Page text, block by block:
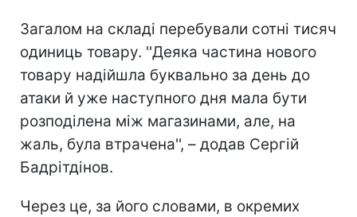
Загалом на складі перебували сотні тисяч
одиниць товару. ''Деяка частина нового
товару надійшла буквально за день до
атаки й уже наступного дня мала бути
розподілена між магазинами, але, на
жаль, була втрачена'', – додав Сергій
Бадрітдінов.
Через це, за його словами, в окремих